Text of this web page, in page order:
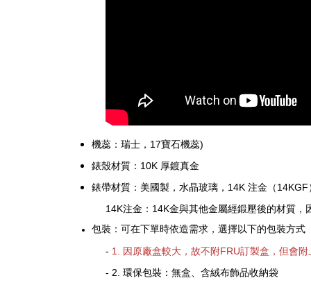
機蕊：瑞士，17寶石機蕊)
錶殼材質：10K 厚鍍真金
錶帶材質：美國製，水晶玻璃，14K 注金 （14KGF
14K注金：14K金與其他金屬經鍛壓後的材質
包裝：可在下單時依造需求，選擇以下的包裝方式
- 1. 因原廠盒較大，故不附FRU訂製盒，但會
- 2. 環保包裝：無盒、含絨布飾品收納袋